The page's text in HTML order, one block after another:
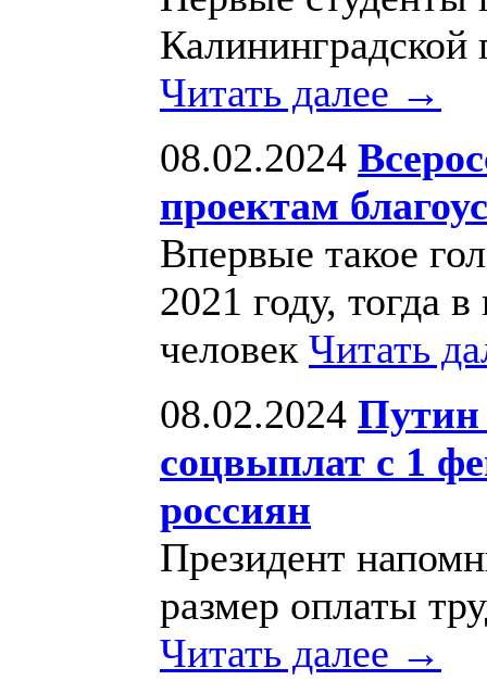
Калининградской
Читать далее →
08.02.2024
проектам
Впервые такое
2021 году, тогда
человек Читать
08.02.2024 Путин
соцвыплат с 1
россиян
Президент
размер оплаты
Читать далее →